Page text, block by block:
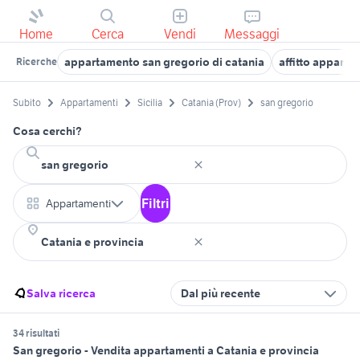
Home Cerca Vendi Messaggi
Ricerche appartamento san gregorio di catania affitto
Subito Appartamenti Sicilia Catania (Prov) san gregorio
Cosa cerchi?
Appartamenti Filtri
Salva ricerca Dal più recente
34 risultati
San gregorio - Vendita appartamenti a Catania e provincia